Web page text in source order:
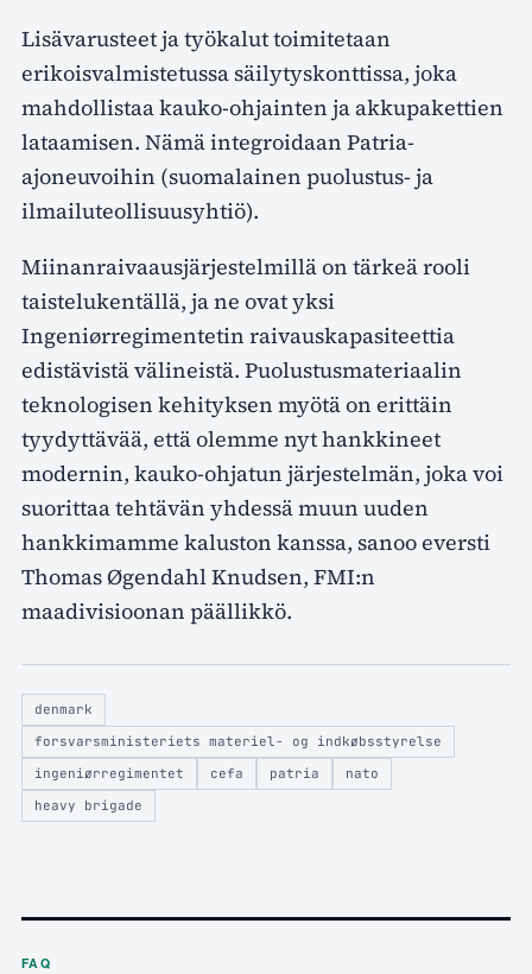
Lisävarusteet ja työkalut toimitetaan
erikoisvalmistetussa säilytyskonttissa, joka
mahdollistaa kauko-ohjainten ja akkupakettien
lataamisen. Nämä integroidaan Patria-
ajoneuvoihin (suomalainen puolustus- ja
ilmailuteollisuusyhtiö).
Miinanraivaausjärjestelmillä on tärkeä rooli
taistelukentällä, ja ne ovat yksi
Ingeniørregimentetin raivauskapasiteettia
edistävistä välineistä. Puolustusmateriaalin
teknologisen kehityksen myötä on erittäin
tyydyttävää, että olemme nyt hankkineet
modernin, kauko-ohjatun järjestelmän, joka voi
suorittaa tehtävän yhdessä muun uuden
hankkimamme kaluston kanssa, sanoo eversti
Thomas Øgendahl Knudsen, FMI:n
maadivisioonan päällikkö.
denmark
forsvarsministeriets materiel- og indkøbsstyrelse
ingeniørregimentet
cefa patria
nato
heavy brigade
FAQ